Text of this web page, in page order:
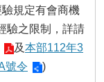
規定有會商機
驗之限制，詳請
及本部112年3
號令
)